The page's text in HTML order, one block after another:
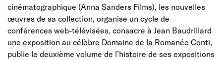
cinématographique (Anna Sanders Films), les nouvelles
œuvres de sa collection, organise un cycle de
conférences web-télévisées, consacre à Jean Baudrillard
une exposition au célèbre Domaine de la Romanée Conti,
publie le deuxième volume de l’histoire de ses expositions